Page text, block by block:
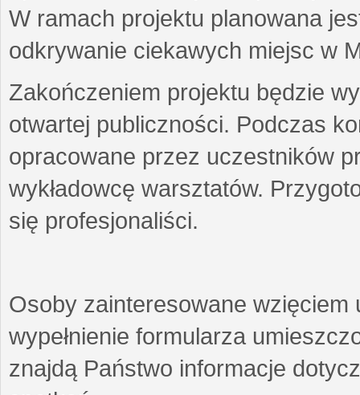
W ramach projektu planowana
odkrywanie ciekawych miejsc w
Zakończeniem projektu będzie
otwartej publiczności. Podczas
opracowane przez uczestników
wykładowcę warsztatów.
się profesjonaliści.
Osoby zainteresowane wzięciem
wypełnienie formularza
znajdą Państwo informacje